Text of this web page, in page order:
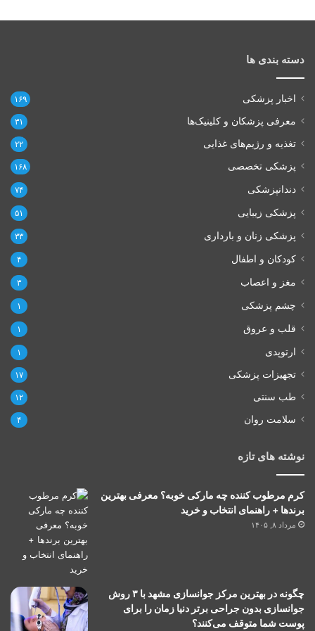
دسته بندی ها
اخبار پزشکی ۱۶۹
معرفی پزشکان و کلینیک‌ها ۳۱
تغذیه و رژیم‌های غذایی ۲۲
پزشکی تخصصی ۱۶۸
دندانپزشکی ۷۴
پزشکی زیبایی ۵۱
پزشکی زنان و بارداری ۳۳
کودکان و اطفال ۴
مغز و اعصاب ۳
چشم پزشکی ۱
قلب و عروق ۱
ارتوپدی ۱
تجهیزات پزشکی ۱۷
طب سنتی ۱۲
سلامت روان ۴
نوشته های تازه
کرم مرطوب کننده چه مارکی خوبه؟ معرفی بهترین
برندها + راهنمای انتخاب و خرید
مرداد ۸, ۱۴۰۵
چگونه در بهترین مرکز جوانسازی مشهد با ۳ روش
جوانسازی بدون جراحی برتر دنیا زمان را برای
پوست شما متوقف می‌کنند؟